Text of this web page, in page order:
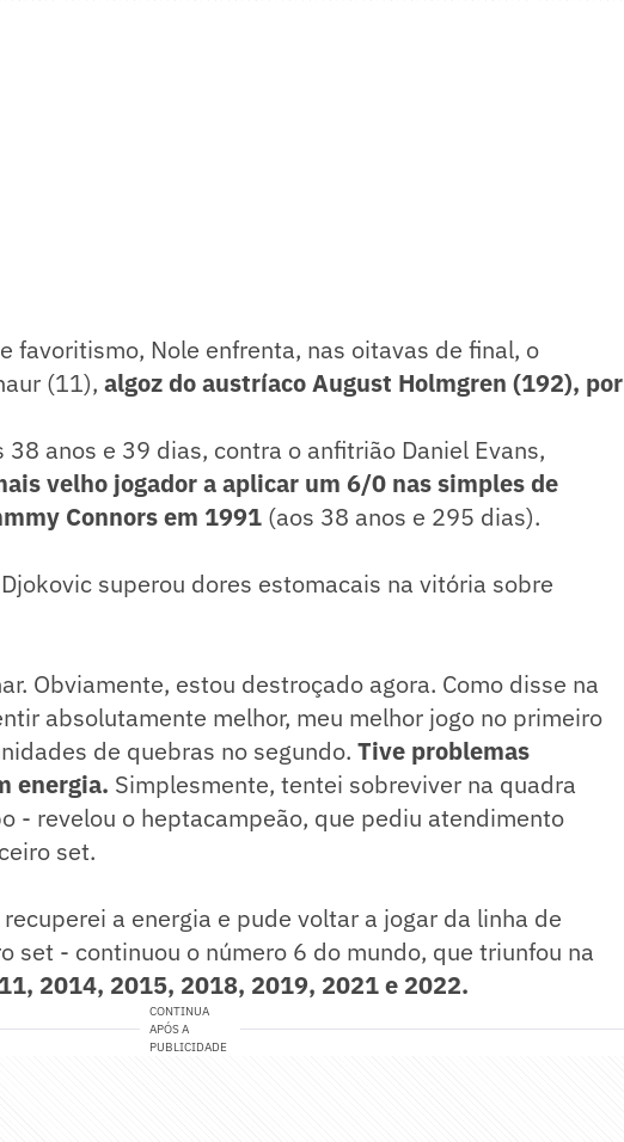
favoritismo, Nole enfrenta, nas oitavas de final, o
(11), algoz do austríaco August Holmgren (192), por
38 anos e 39 dias, contra o anfitrião Daniel Evans,
velho jogador a aplicar um 6/0 nas simples de
Connors em 1991 (aos 38 anos e 295 dias).
superou dores estomacais na vitória sobre
Obviamente, estou destroçado agora. Como disse na
absolutamente melhor, meu melhor jogo no primeiro
de quebras no segundo. Tive problemas
energia. Simplesmente, tentei sobreviver na quadra
- revelou o heptacampeão, que pediu atendimento
set.
a energia e pude voltar a jogar da linha de
set - continuou o número 6 do mundo, que triunfou na
2014, 2015, 2018, 2019, 2021 e 2022.
CONTINUA
APÓS A
PUBLICIDADE